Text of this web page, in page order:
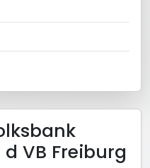
VB Freiburg